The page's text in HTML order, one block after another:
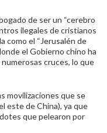
de ser un “cerebro
ilegales de cristianos
como el “Jerusalén de
el Gobierno chino ha
cruces, lo que
movilizaciones que se
este de China), ya que
que pelearon por